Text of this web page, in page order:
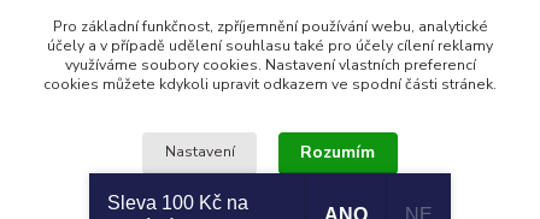
info@sumcari.cz
Pro základní funkčnost, zpříjemnění používání webu, analytické
účely a v případě udělení souhlasu také pro účely cílení reklamy
využíváme soubory cookies. Nastavení vlastních preferencí
cookies můžete kdykoli upravit odkazem ve spodní části stránek.
Nastavení Rozumím
Sleva 100 Kč na
ANO NE